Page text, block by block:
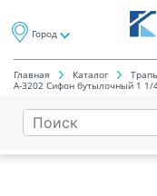
Город
Главная Каталог
А-3202 Сифон бутылочный 1 1/